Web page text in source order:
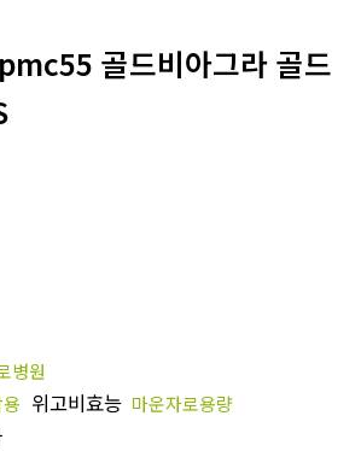
골드비아그라 골드
병원
위고비효능 마운자로용량